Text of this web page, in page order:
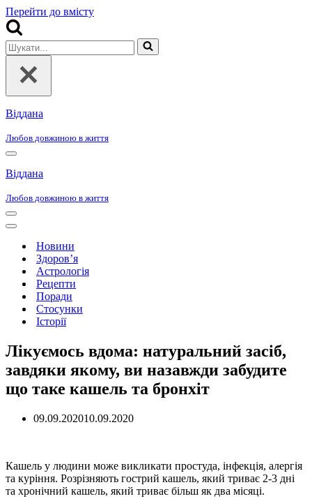
Перейти до вмісту
Шукати...
Віддана
Любов довжиною в життя
Меню
навігації
Віддана
Любов довжиною в життя
Меню
навігації
Меню
навігаціїНовини
Здоров’я
Астрологія
Рецепти
Поради
Стосунки
Історії
Лікуємось вдома: натуральний засіб,
завдяки якому, ви назавжди забудите
що таке кашель та бронхіт
09.09.202010.09.2020
Кашель у людини може викликати простуда, інфекція, алергія
та куріння. Розрізняють гострий кашель, який триває 2-3 дні
та хронічний кашель, який триває більш як два місяці.